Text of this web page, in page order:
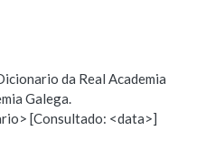
un erro na palabra
da Real Academia
Galega.
[Consultado: <data>]